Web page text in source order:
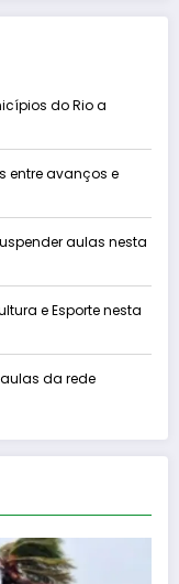
do Rio a
entre avanços e
aulas nesta
e Esporte nesta
da rede